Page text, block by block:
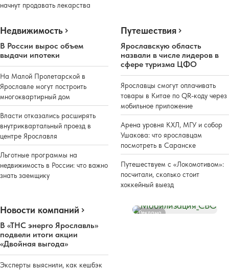
начнут продавать лекарства
Недвижимость
В России вырос объем
выдачи ипотеки
На Малой Пролетарской в
Ярославле могут построить
многоквартирный дом
Власти отказались расширять
внутриквартальный проезд в
центре Ярославля
Льготные программы на
недвижимость в России: что важно
знать заемщику
Путешествия
Ярославскую область
назвали в числе лидеров в
сфере туризма ЦФО
Ярославцы смогут оплачивать
товары в Китае по QR-коду через
мобильное приложение
Арена уровня КХЛ, МГУ и собор
Ушакова: что ярославцам
посмотреть в Саранске
Путешествуем с «Локомотивом»:
посчитали, сколько стоит
хоккейный выезд
Новости компаний
В «ТНС энерго Ярославль»
подвели итоги акции
«Двойная выгода»
Эксперты выяснили, как кешбэк
Реклама